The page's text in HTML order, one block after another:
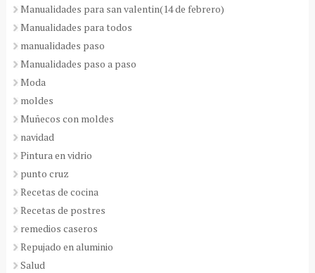
Manualidades para san valentin(14 de febrero)
Manualidades para todos
manualidades paso
Manualidades paso a paso
Moda
moldes
Muñecos con moldes
navidad
Pintura en vidrio
punto cruz
Recetas de cocina
Recetas de postres
remedios caseros
Repujado en aluminio
Salud